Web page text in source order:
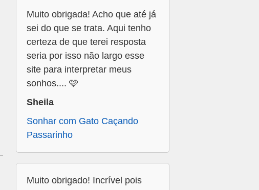
Muito obrigada! Acho que até já
sei do que se trata. Aqui tenho
certeza de que terei resposta
seria por isso não largo esse
site para interpretar meus
sonhos.... 🩷
Sheila
Sonhar com Gato Caçando
Passarinho
Muito obrigado! Incrível pois